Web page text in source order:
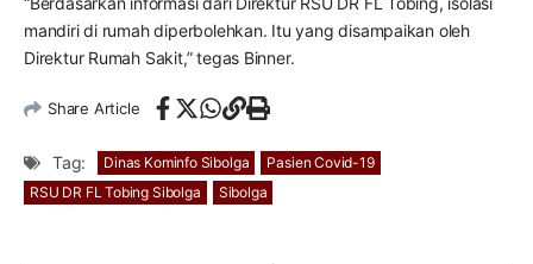
mandiri di rumah diperbolehkan. Itu yang disampaikan oleh
Direktur Rumah Sakit,” tegas Binner.
Share Article
Tag: Dinas Kominfo Sibolga
Pasien Covid-19
RSU DR FL Tobing Sibolga
Sibolga